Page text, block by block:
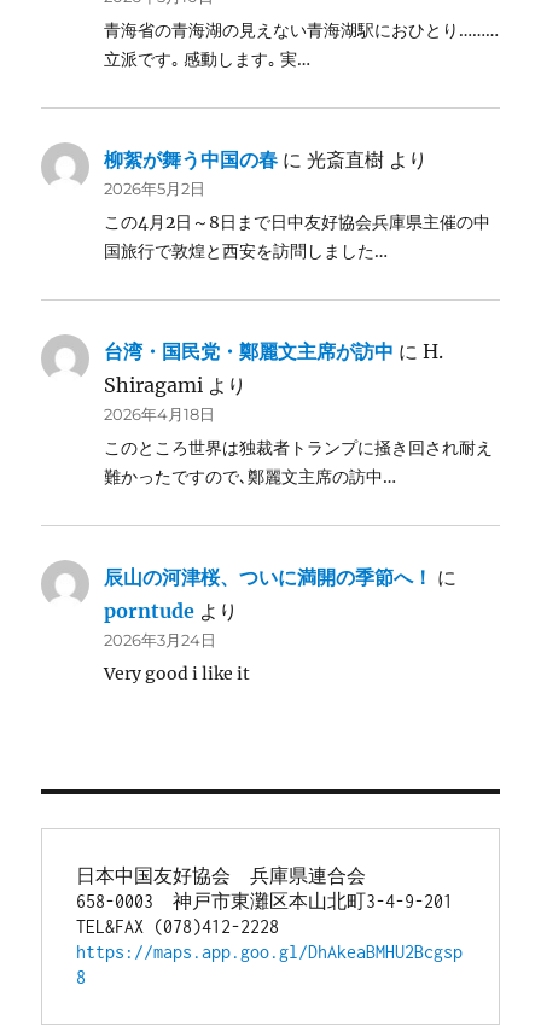
青海省の青海湖の見えない青海湖駅におひとり………
立派です｡ 感動します｡ 実…
柳絮が舞う中国の春 に光斎直樹 より
2026年5月2日
この4月2日～8日まで日中友好協会兵庫県主催の中
国旅行で敦煌と西安を訪問しました…
台湾・国民党・鄭麗文主席が訪中 にH.
Shiragami より
2026年4月18日
このところ世界は独裁者トランプに掻き回され耐え
難かったですので､鄭麗文主席の訪中…
辰山の河津桜、ついに満開の季節へ！ に
porntude より
2026年3月24日
Very good i like it
日本中国友好協会　兵庫県連合会
658-0003　神戸市東灘区本山北町3-4-9-201
TEL&FAX (078)412-2228
https://maps.app.goo.gl/DhAkeaBMHU2Bcgsp
8